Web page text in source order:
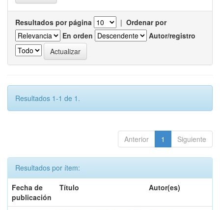
Resultados por página | Ordenar por
En orden
Autor/registro
Resultados 1-1 de 1.
Anterior 1 Siguiente
Resultados por ítem:
Fecha de
publicación
Título Autor(es)